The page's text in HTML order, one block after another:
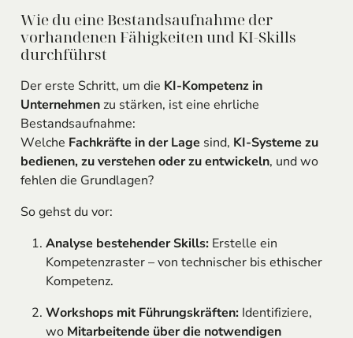
Wie du eine Bestandsaufnahme der
vorhandenen Fähigkeiten und KI-Skills
durchführst
Der erste Schritt, um die KI-Kompetenz in
Unternehmenzu stärken, ist eine ehrliche
Bestandsaufnahme:
Welche Fachkräfte in der Lagesind, KI-Systeme zu
bedienen, zu verstehen oder zu entwickeln, und wo
fehlen die Grundlagen?
So gehst du vor:
Analyse bestehender Skills:Erstelle ein
Kompetenzraster – von technischer bis ethischer
Kompetenz.
Workshops mit Führungskräften:Identifiziere,
wo Mitarbeitende über die notwendigen